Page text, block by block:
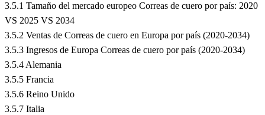
3.5.1 Tamaño del mercado europeo Correas de cuero por país: 2020
VS 2025 VS 2034
3.5.2 Ventas de Correas de cuero en Europa por país (2020-2034)
3.5.3 Ingresos de Europa Correas de cuero por país (2020-2034)
3.5.4 Alemania
3.5.5 Francia
3.5.6 Reino Unido
3.5.7 Italia